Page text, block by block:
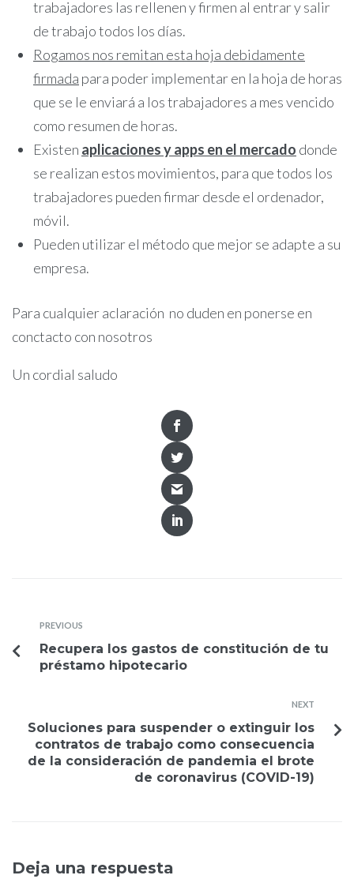
trabajadores las rellenen y firmen al entrar y salir
de trabajo todos los días.
Rogamos nos remitan esta hoja debidamente
firmada para poder implementar en la hoja de horas
que se le enviará a los trabajadores a mes vencido
como resumen de horas.
Existen aplicaciones y apps en el mercado donde
se realizan estos movimientos, para que todos los
trabajadores pueden firmar desde el ordenador,
móvil.
Pueden utilizar el método que mejor se adapte a su
empresa.
Para cualquier aclaración no duden en ponerse en
conctacto con nosotros
Un cordial saludo
PREVIOUS
Recupera los gastos de constitución de tu
préstamo hipotecario
NEXT
Soluciones para suspender o extinguir los
contratos de trabajo como consecuencia
de la consideración de pandemia el brote
de coronavirus (COVID-19)
Deja una respuesta